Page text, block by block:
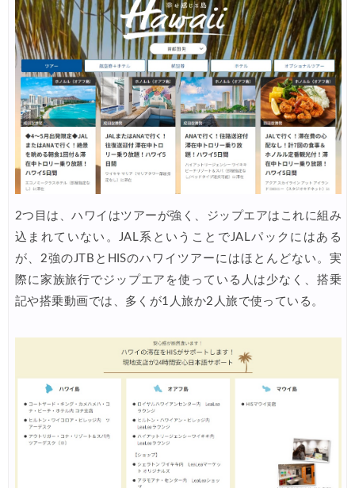
2つ目は、ハワイはツアーが強く、ジップエアはこれに組み
込まれていない。JAL系ということでJALパックにはある
が、2強のJTBとHISのハワイツアーにはほとんどない。実
際に家族旅行でジップエアを使っている人は少なく、搭乗
記や搭乗動画では、多くが1人旅か2人旅で使っている。